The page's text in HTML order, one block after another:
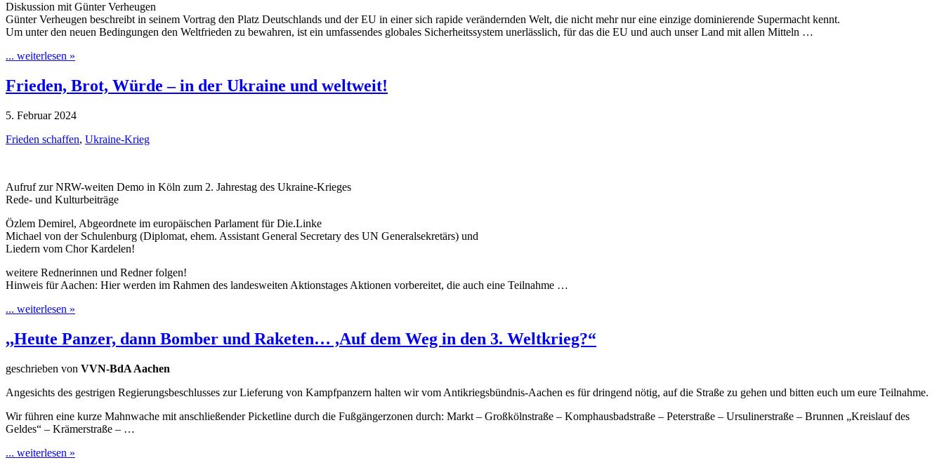
Diskussion mit Günter Verheugen
Günter Verheugen beschreibt in seinem Vortrag den Platz Deutschlands und der EU in einer sich rapide verändernden Welt, die nicht mehr nur eine einzige dominierende Supermacht kennt.
Um unter den neuen Bedingungen den Weltfrieden zu bewahren, ist ein umfassendes globales Sicherheitssystem unerlässlich, für das die EU und auch unser Land mit allen Mitteln …
... weiterlesen »
Frieden, Brot, Würde – in der Ukraine und weltweit!
5. Februar 2024
Frieden schaffen, Ukraine-Krieg
Aufruf zur NRW-weiten Demo in Köln zum 2. Jahrestag des Ukraine-Krieges
Rede- und Kulturbeiträge
Özlem Demirel, Abgeordnete im europäischen Parlament für Die.Linke
Michael von der Schulenburg (Diplomat, ehem. Assistant General Secretary des UN Generalsekretärs) und
Liedern vom Chor Kardelen!
weitere Rednerinnen und Redner folgen!
Hinweis für Aachen: Hier werden im Rahmen des landesweiten Aktionstages Aktionen vorbereitet, die auch eine Teilnahme …
... weiterlesen »
,,Heute Panzer, dann Bomber und Raketen… ,Auf dem Weg in den 3. Weltkrieg?“
geschrieben von VVN-BdA Aachen
Angesichts des gestrigen Regierungsbeschlusses zur Lieferung von Kampfpanzern halten wir vom Antikriegsbündnis-Aachen es für dringend nötig, auf die Straße zu gehen und bitten euch um eure Teilnahme.
Wir führen eine kurze Mahnwache mit anschließender Picketline durch die Fußgängerzonen durch: Markt – Großkölnstraße – Komphausbadstraße – Peterstraße – Ursulinerstraße – Brunnen „Kreislauf des
Geldes“ – Krämerstraße – …
... weiterlesen »